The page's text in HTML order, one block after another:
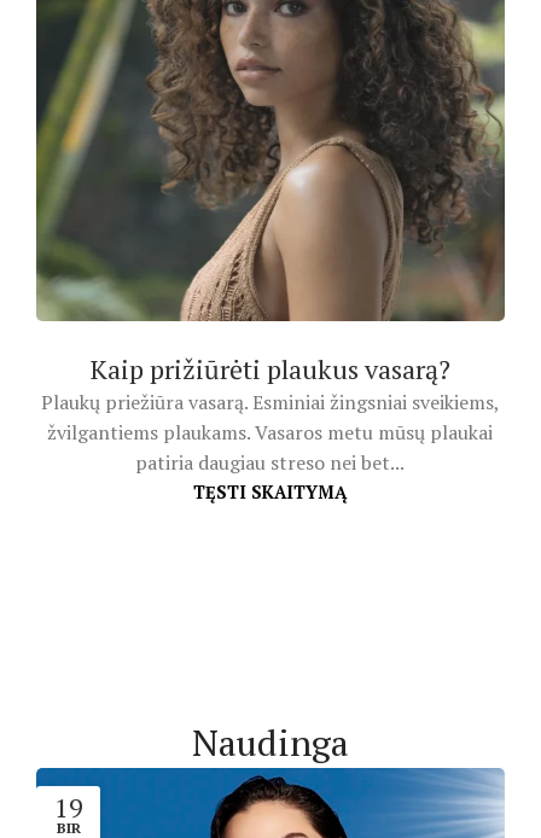
Kaip prižiūrėti plaukus vasarą?
Plaukų priežiūra vasarą. Esminiai žingsniai sveikiems,
žvilgantiems plaukams. Vasaros metu mūsų plaukai
patiria daugiau streso nei bet...
TĘSTI SKAITYMĄ
Naudinga
19
BIR